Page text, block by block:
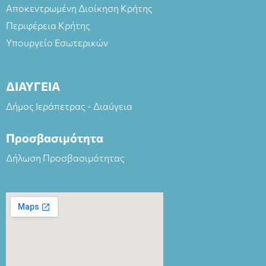
Αποκεντρωμένη Διοίκηση Κρήτης
Περιφέρεια Κρήτης
Υπουργείο Εσωτερικών
ΔΙΑΥΓΕΙΑ
Δήμος Ιεράπετρας - Διαύγεια
Προσβασιμότητα
Δήλωση Προσβασιμότητας